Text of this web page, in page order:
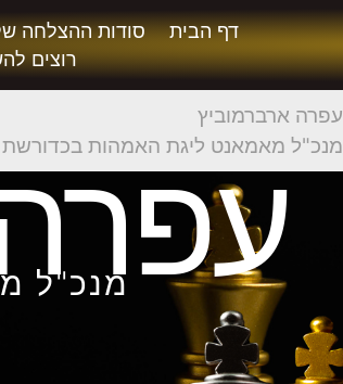
דף הבית סודות ההצלחה
רוצים
עפרה ארברמוביץ
מנכ"ל מאמאנט ליגת האמהות בכדורשת
מנכ"ל